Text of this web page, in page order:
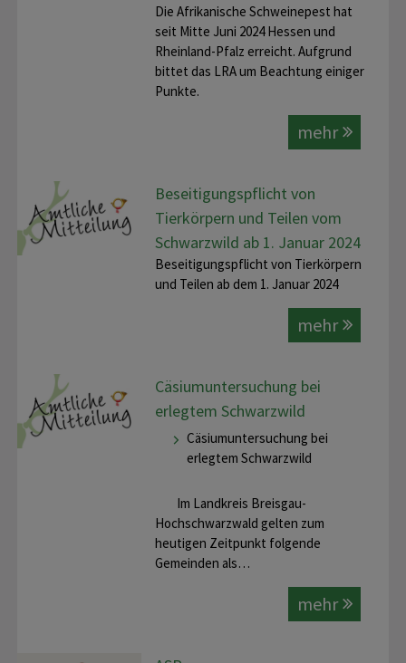
Die Afrikanische Schweinepest hat
seit Mitte Juni 2024 Hessen und
Rheinland-Pfalz erreicht. Aufgrund
bittet das LRA um Beachtung einiger
Punkte.
mehr
Beseitigungspflicht von
Tierkörpern und Teilen vom
Schwarzwild ab 1. Januar 2024
Beseitigungspflicht von Tierkörpern
und Teilen ab dem 1. Januar 2024
mehr
Cäsiumuntersuchung bei
erlegtem Schwarzwild
Cäsiumuntersuchung bei
erlegtem Schwarzwild
Im Landkreis Breisgau-
Hochschwarzwald gelten zum
heutigen Zeitpunkt folgende
Gemeinden als…
mehr